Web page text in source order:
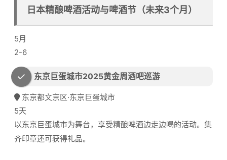
日本精酿啤酒活动与啤酒节（未来3个月）
5月
2-6
东京巨蛋城市2025黄金周酒吧巡游
东京都文京区·东京巨蛋城市
5天
以东京巨蛋城市为舞台，享受精酿啤酒边走边喝的活动。集
齐印章还可获得礼品。